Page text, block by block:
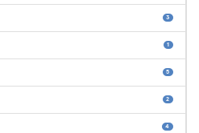
3
1
5
2
4